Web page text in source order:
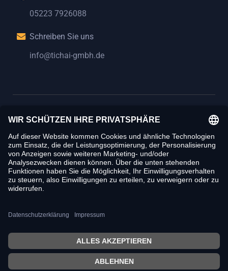
05223 7926088
Schreiben Sie uns
info@tichai-gmbh.de